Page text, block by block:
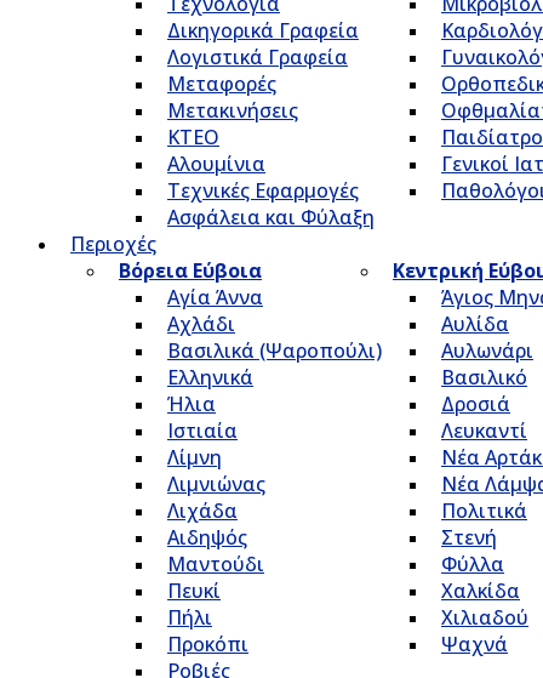
Δικηγορικά Γραφεία
Λογιστικά Γραφεία
Μεταφορές
Μετακινήσεις
ΚΤΕΟ
Αλουμίνια
Τεχνικές Εφαρμογές
Ασφάλεια και Φύλαξη
Γενικοί
Περιοχές
Βόρεια Εύβοια
Αγία Άννα
Αχλάδι
Βασιλικά (Ψαροπούλι)
Ελληνικά
Ήλια
Ιστιαία
Λίμνη
Λιμνιώνας
Λιχάδα
Αιδηψός
Μαντούδι
Πευκί
Πήλι
Προκόπι
Ροβιές
Κεντρική
Άγιος
Αυλίδα
Αυλωνάρι
Βασιλικό
Δροσιά
Λευκαντί
Νέα
Νέα
Πολιτικά
Στενή
Φύλλα
Χαλκίδα
Χιλιαδού
Ψαχνά